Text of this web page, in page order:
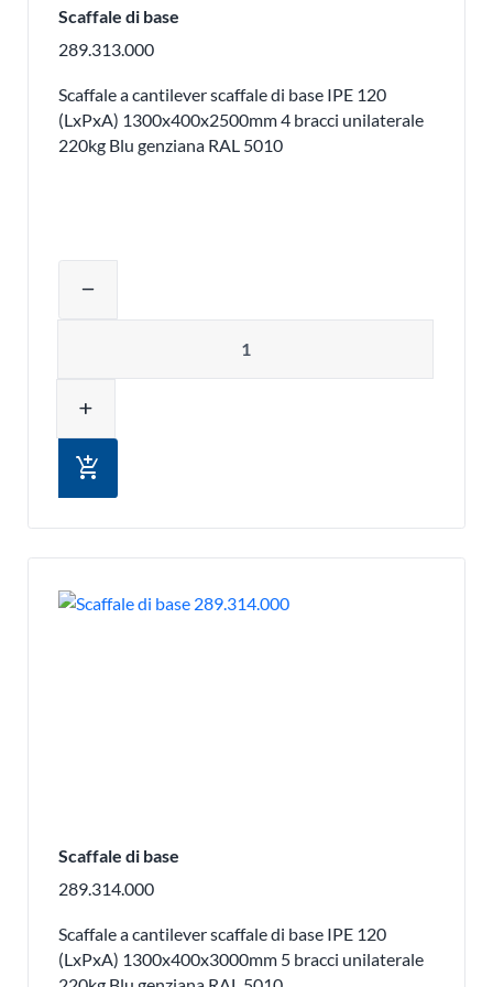
Scaffale di base
289.313.000
Scaffale a cantilever scaffale di base IPE 120
(LxPxA) 1300x400x2500mm 4 bracci unilaterale
220kg Blu genziana RAL 5010
remove
add
add_shopping_cart
Scaffale di base
289.314.000
Scaffale a cantilever scaffale di base IPE 120
(LxPxA) 1300x400x3000mm 5 bracci unilaterale